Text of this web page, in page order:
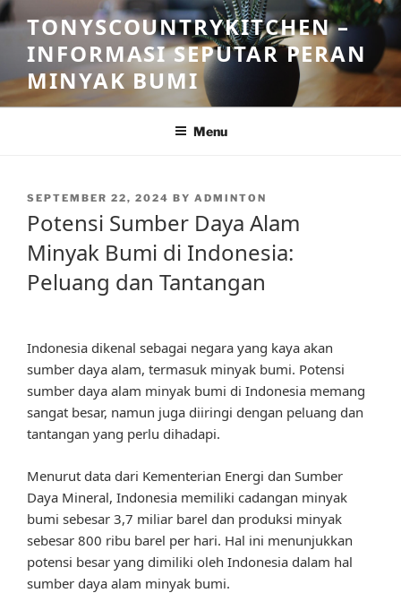
Skip
to
content
TONYSCOUNTRYKITCHEN –
INFORMASI SEPUTAR PERAN
MINYAK BUMI
Menu
POSTED
SEPTEMBER 22, 2024 BY ADMINTON
Potensi Sumber Daya Alam
Minyak Bumi di Indonesia:
Peluang dan Tantangan
Indonesia dikenal sebagai negara yang kaya akan
sumber daya alam, termasuk minyak bumi. Potensi
sumber daya alam minyak bumi di Indonesia memang
sangat besar, namun juga diiringi dengan peluang dan
tantangan yang perlu dihadapi.
Menurut data dari Kementerian Energi dan Sumber
Daya Mineral, Indonesia memiliki cadangan minyak
bumi sebesar 3,7 miliar barel dan produksi minyak
sebesar 800 ribu barel per hari. Hal ini menunjukkan
potensi besar yang dimiliki oleh Indonesia dalam hal
sumber daya alam minyak bumi.